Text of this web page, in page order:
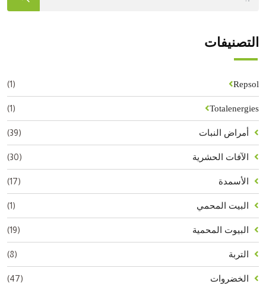
التصنيفات
Repsol
(1)
Totalenergies
(1)
أمراض النبات (39)
الآفات الحشرية (30)
الأسمدة (17)
البيت المحمي (1)
البيوت المحمية (19)
التربة (8)
الخضروات (47)